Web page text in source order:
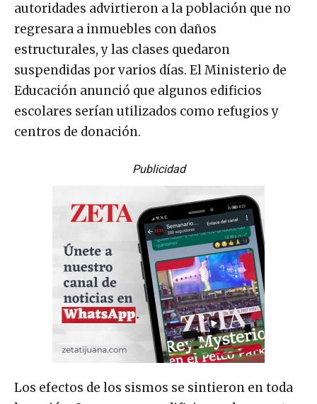
autoridades advirtieron a la población que no
regresara a inmuebles con daños
estructurales, y las clases quedaron
suspendidas por varios días. El Ministerio de
Educación anunció que algunos edificios
escolares serían utilizados como refugios y
centros de donación.
Publicidad
Los efectos de los sismos se sintieron en toda